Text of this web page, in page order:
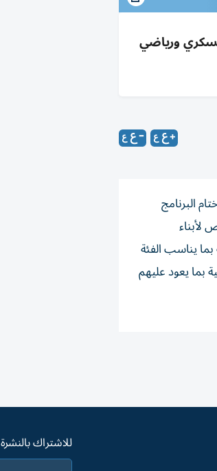
عسكري ورياضي
البرنامج
لأبناء
يناسب الفئة
بما يعود عليهم
للاشتراك